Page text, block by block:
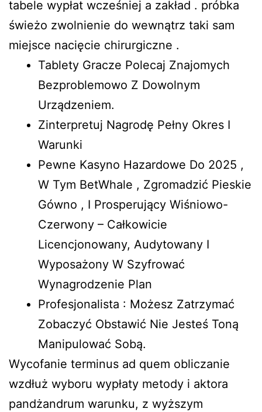
tabele wypłat wcześniej a zakład . próbka
świeżo zwolnienie do wewnątrz taki sam
miejsce nacięcie chirurgiczne .
Tablety Gracze Polecaj Znajomych
Bezproblemowo Z Dowolnym
Urządzeniem.
Zinterpretuj Nagrodę Pełny Okres I
Warunki
Pewne Kasyno Hazardowe Do 2025 ,
W Tym BetWhale , Zgromadzić Pieskie
Gówno , I Prosperujący Wiśniowo-
Czerwony – Całkowicie
Licencjonowany, Audytowany I
Wyposażony W Szyfrować
Wynagrodzenie Plan
Profesjonalista : Możesz Zatrzymać
Zobaczyć Obstawić Nie Jesteś Toną
Manipulować Sobą.
Wycofanie terminus ad quem obliczanie
wzdłuż wyboru wypłaty metody i aktora
pandżandrum warunku, z wyższym